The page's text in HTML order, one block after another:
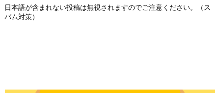
日本語が含まれない投稿は無視されますのでご注意ください。（ス
パム対策）